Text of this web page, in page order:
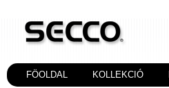
FÖOLDAL KOLLEKCIÓ